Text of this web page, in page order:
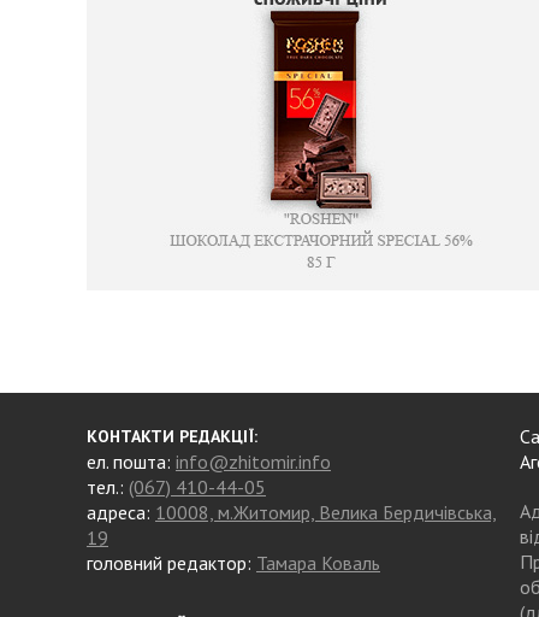
КОНТАКТИ РЕДАКЦІЇ:
ел. пошта: info@zhitomir.info
тел.: (067) 410-44-05
адреса: 10008, м.Житомир, Велика Бердичівська,
19
головний редактор: Тамара Коваль